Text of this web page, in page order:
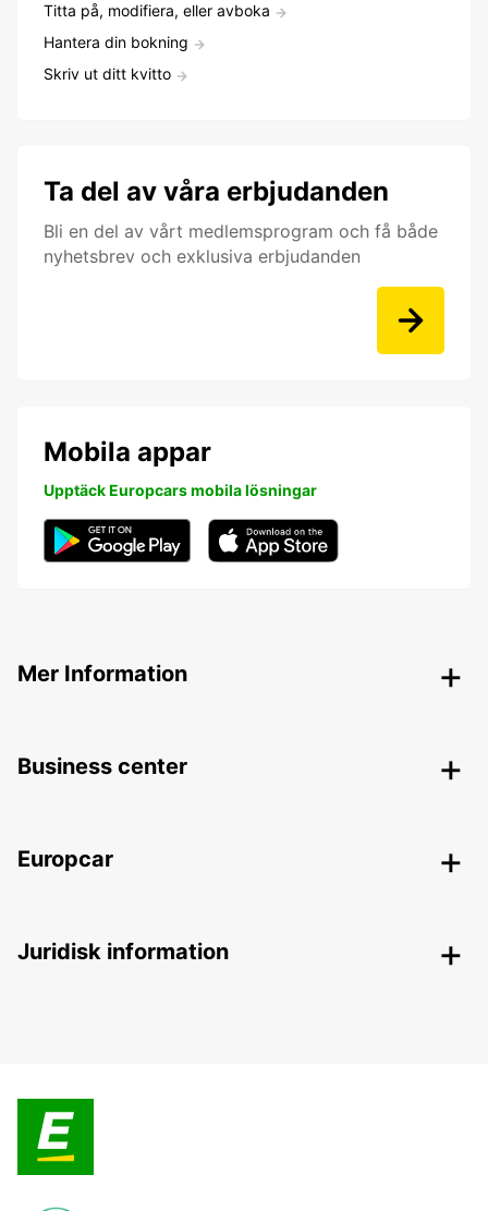
Titta på, modifiera, eller avboka
Hantera din bokning
Skriv ut ditt kvitto
Ta del av våra erbjudanden
Bli en del av vårt medlemsprogram och få både
nyhetsbrev och exklusiva erbjudanden
Mobila appar
Upptäck Europcars mobila lösningar
Mer Information
Business center
Europcar
Juridisk information